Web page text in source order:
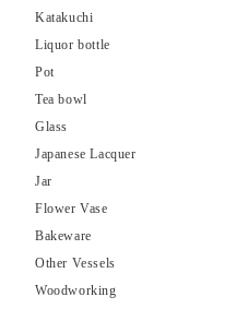
Katakuchi
Liquor bottle
Pot
Tea bowl
Glass
Japanese Lacquer
Jar
Flower Vase
Bakeware
Other Vessels
Woodworking